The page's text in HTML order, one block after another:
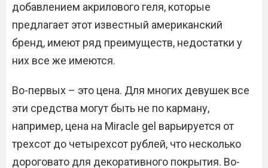
добавлением акрилового геля, которые
предлагает этот известный американский
бренд, имеют ряд преимуществ, недостатки у
них все же имеются.
Во-первых – это цена. Для многих девушек все
эти средства могут быть не по карману,
например, цена на Miracle gel варьируется от
трехсот до четырехсот рублей, что несколько
дороговато для декоративного покрытия. Во-